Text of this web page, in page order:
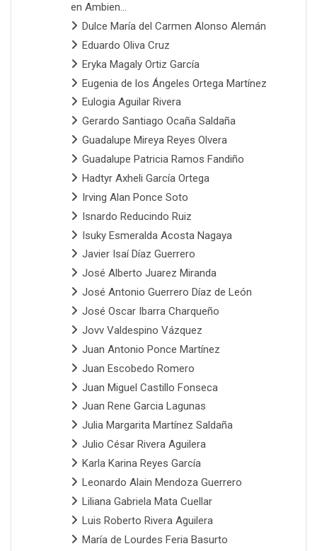
en Ambien...
Dulce María del Carmen Alonso Alemán
Eduardo Oliva Cruz
Eryka Magaly Ortiz García
Eugenia de los Ángeles Ortega Martínez
Eulogia Aguilar Rivera
Gerardo Santiago Ocaña Saldaña
Guadalupe Mireya Reyes Olvera
Guadalupe Patricia Ramos Fandiño
Hadtyr Axheli García Ortega
Irving Alan Ponce Soto
Isnardo Reducindo Ruiz
Isuky Esmeralda Acosta Nagaya
Javier Isaí Díaz Guerrero
José Alberto Juarez Miranda
José Antonio Guerrero Díaz de León
José Oscar Ibarra Charqueño
Jovv Valdespino Vázquez
Juan Antonio Ponce Martínez
Juan Escobedo Romero
Juan Miguel Castillo Fonseca
Juan Rene Garcia Lagunas
Julia Margarita Martínez Saldaña
Julio César Rivera Aguilera
Karla Karina Reyes García
Leonardo Alain Mendoza Guerrero
Liliana Gabriela Mata Cuellar
Luis Roberto Rivera Aguilera
María de Lourdes Feria Basurto